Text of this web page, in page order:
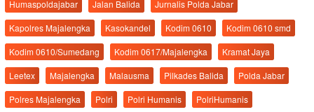
Humaspoldajabar
Jalan Balida
Jurnalis Polda Jabar
Kapolres Majalengka
Kasokandel Kodim 0610
Kodim 0610 smd
Kodim 0610/Sumedang
Kodim 0617/Majalengka
Kramat Jaya
Leetex
Majalengka Malausma Pilkades Balida
Polda Jabar
Polres Majalengka
Polri Polri Humanis
PolriHumanis